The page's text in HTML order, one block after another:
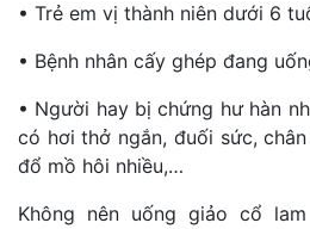
• Trẻ em vị thành niên dưới 6
• Bệnh nhân cấy ghép đang
• Người hay bị chứng hư hàn
có hơi thở ngắn, đuối sức,
đổ mồ hôi nhiều,…
Không nên uống giảo cổ